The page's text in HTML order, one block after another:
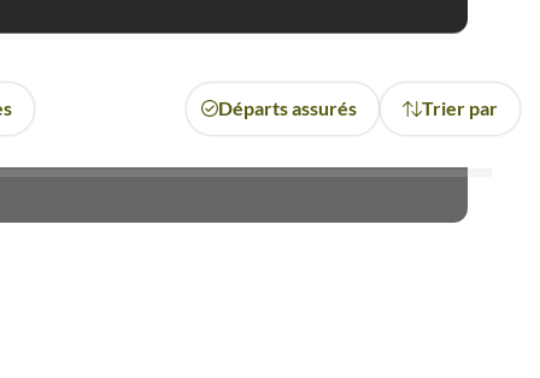
, à travers ses sentiers peu
que restent lesîles
de Bassan, les tortues
Départs assurés Trier par